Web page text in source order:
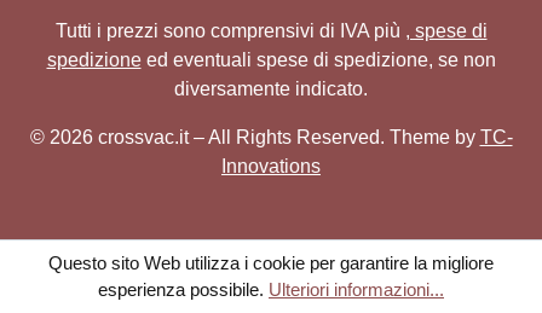
Tutti i prezzi sono comprensivi di IVA più , spese di
spedizioneed eventuali spese di spedizione, se non
diversamente indicato.
© 2026 crossvac.it – All Rights Reserved. Theme by TC-
Innovations
Questo sito Web utilizza i cookie per garantire la migliore
esperienza possibile. Ulteriori informazioni...